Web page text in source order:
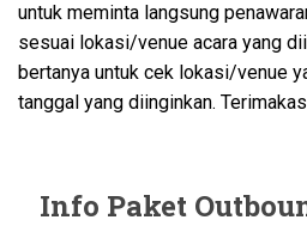
untuk meminta langsung
sesuai lokasi/venue acara yang
bertanya untuk cek lokasi/venue
tanggal yang diinginkan.
Info Paket